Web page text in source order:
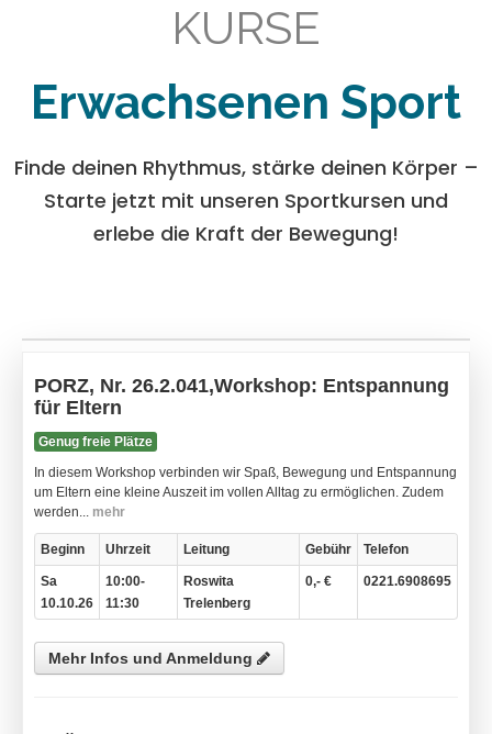
KURSE
Erwachsenen Sport
Finde deinen Rhythmus, stärke deinen Körper –
Starte jetzt mit unseren Sportkursen und
erlebe die Kraft der Bewegung!